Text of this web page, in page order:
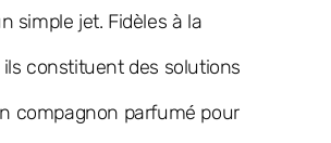
simple jet. Fidèles à la
constituent des solutions
compagnon parfumé pour